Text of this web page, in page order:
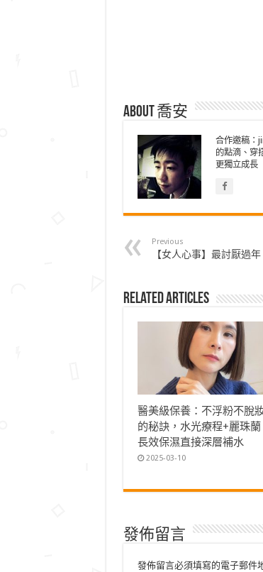
About 喬安
合作邀稿：
的點滴、穿
更獨立成長
Previous
【女人心事】最討厭過年
Related Articles
醫美級保養：不浮粉不脫
的秘訣，水光療程+麗珠蘭
長效保濕直接深層補水
2025-03-10
發佈留言
發佈留言必須填寫的電子郵件